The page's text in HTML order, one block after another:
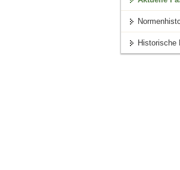
Historische